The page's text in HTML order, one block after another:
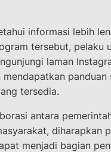
informasi lebih
tersebut, pelaku
laman
panduan
tersedia.
antara
diharapkan
menjadi bagian